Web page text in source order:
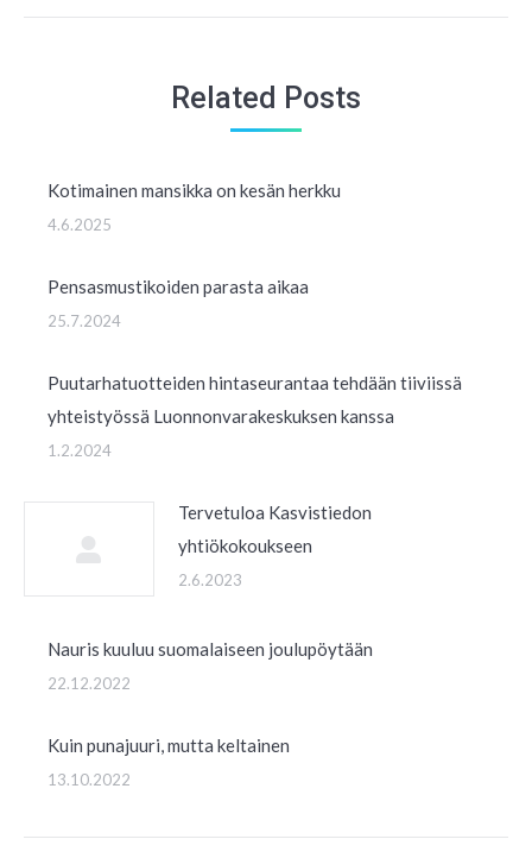
Related Posts
Kotimainen mansikka on kesän herkku
4.6.2025
Pensasmustikoiden parasta aikaa
25.7.2024
Puutarhatuotteiden hintaseurantaa tehdään tiiviissä
yhteistyössä Luonnonvarakeskuksen kanssa
1.2.2024
Tervetuloa Kasvistiedon
yhtiökokoukseen
2.6.2023
Nauris kuuluu suomalaiseen joulupöytään
22.12.2022
Kuin punajuuri, mutta keltainen
13.10.2022